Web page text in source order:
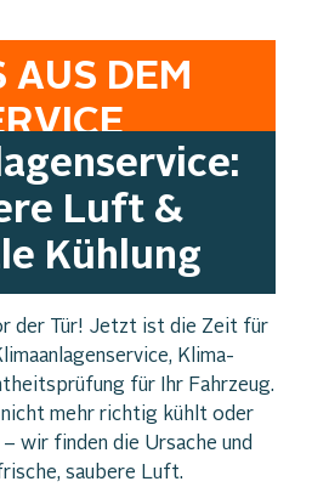
AUS DEM
Luft &
Kühlung
der Tür! Jetzt ist die Zeit für
Klima-
für Ihr Fahrzeug.
mehr richtig kühlt oder
wir finden die Ursache und
saubere Luft.